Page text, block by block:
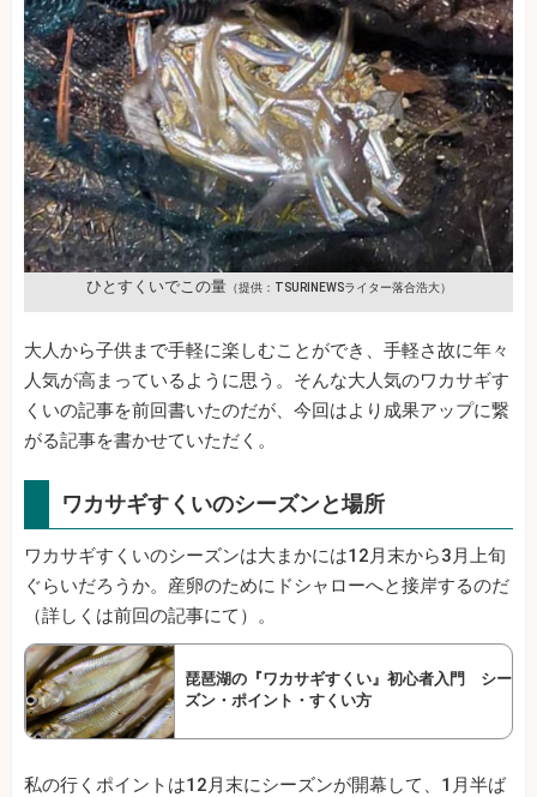
ひとすくいでこの量（提供：TSURINEWSライター落合浩大）
大人から子供まで手軽に楽しむことができ、手軽さ故に年々
人気が高まっているように思う。そんな大人気のワカサギす
くいの記事を前回書いたのだが、今回はより成果アップに繋
がる記事を書かせていただく。
ワカサギすくいのシーズンと場所
ワカサギすくいのシーズンは大まかには12月末から3月上旬
ぐらいだろうか。産卵のためにドシャローへと接岸するのだ
（詳しくは前回の記事にて）。
琵琶湖の『ワカサギすくい』初心者入門 シー
ズン・ポイント・すくい方
私の行くポイントは12月末にシーズンが開幕して、1月半ば